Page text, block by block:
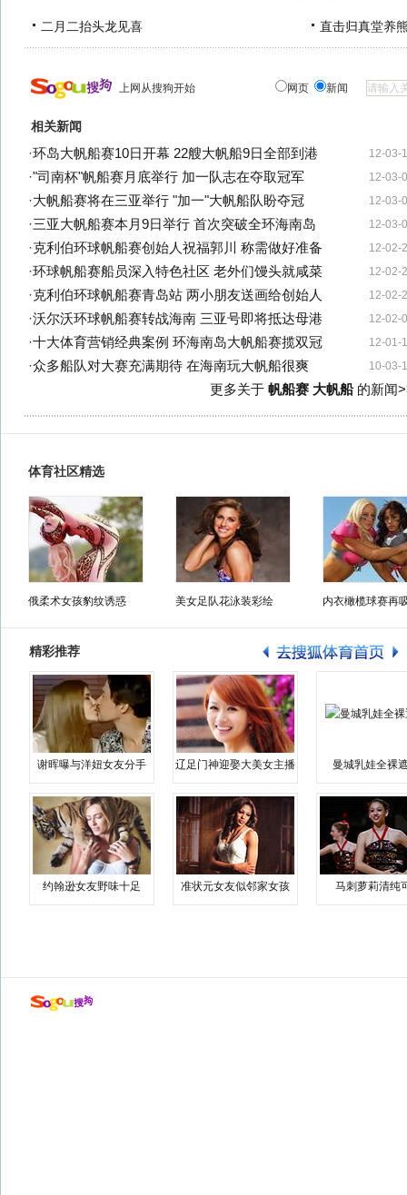
二月二抬头龙见喜 直击归真堂养
上网从搜狗开始 网页 新闻
相关新闻
12-03-
·环岛大帆船赛10日开幕 22艘大帆船9日全部到港
12-03-
·"司南杯"帆船赛月底举行 加一队志在夺取冠军
12-03-
·大帆船赛将在三亚举行 "加一"大帆船队盼夺冠
12-03-
·三亚大帆船赛本月9日举行 首次突破全环海南岛
12-02-
·克利伯环球帆船赛创始人祝福郭川 称需做好准备
12-02-
·环球帆船赛船员深入特色社区 老外们馒头就咸菜
12-02-
·克利伯环球帆船赛青岛站 两小朋友送画给创始人
12-02-
·沃尔沃环球帆船赛转战海南 三亚号即将抵达母港
12-01-
·十大体育营销经典案例 环海南岛大帆船赛揽双冠
10-03-
·众多船队对大赛充满期待 在海南玩大帆船很爽
更多关于 帆船赛 大帆船的新闻
体育社区精选
俄柔术女孩豹纹诱惑 美女足队花泳装彩绘 内衣橄榄球赛再
精彩推荐
谢晖曝与洋妞女友分手 辽足门神迎娶大美女主播 曼城乳娃全裸
约翰逊女友野味十足 准状元女友似邻家女孩 马刺萝莉清纯